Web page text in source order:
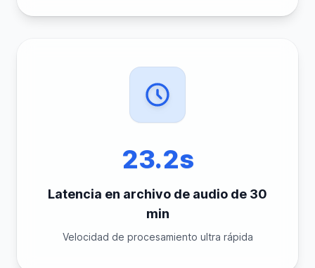
23.2s
Latencia en archivo de audio de 30
min
Velocidad de procesamiento ultra rápida